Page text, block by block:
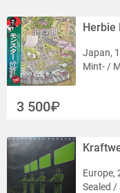
Herbie
Japan,
Mint- /
3 500
Europe,
Sealed /